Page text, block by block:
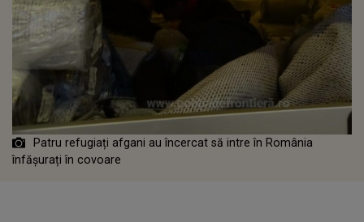
Patru refugiați afgani au încercat să intre în România
înfășurați în covoare